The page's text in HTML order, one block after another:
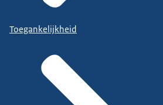
Toegankelijkheid